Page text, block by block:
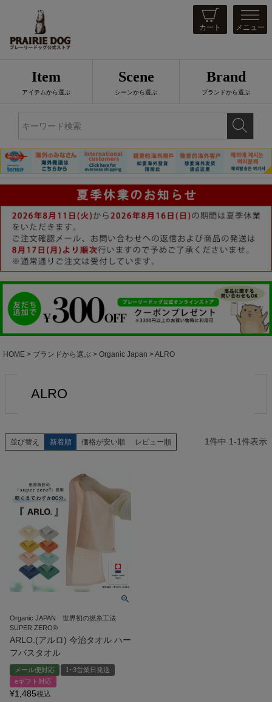
カート メニュー
Item
アイテムから選ぶ
Scene
シーンから選ぶ
Brand
ブランドから選ぶ
HOME ブランドから選ぶ Organic Japan ALRO
ALRO
並び替え 新着順 価格が安い順 レビュー順 1件中 1-1件表示
Organic JAPAN 世界初の撚糸工法
SUPER ZERO®
ARLO.(アルロ) 今治タオル ハー
フバスタオル
メール便対応
1~3営業日発送
eギフト対応
¥1,485税込